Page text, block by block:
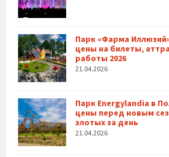
Парк «Фарма
цены на билеты,
работы 2026
21.04.2026
Парк Energylandia в
цены перед новым
злотых за день
21.04.2026